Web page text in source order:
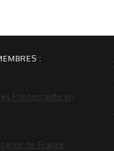
:
Protestante en
de France